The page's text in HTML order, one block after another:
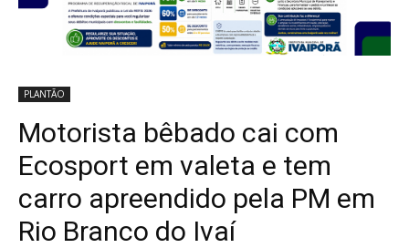
PLANTÃO
Motorista bêbado cai com
Ecosport em valeta e tem
carro apreendido pela PM em
Rio Branco do Ivaí